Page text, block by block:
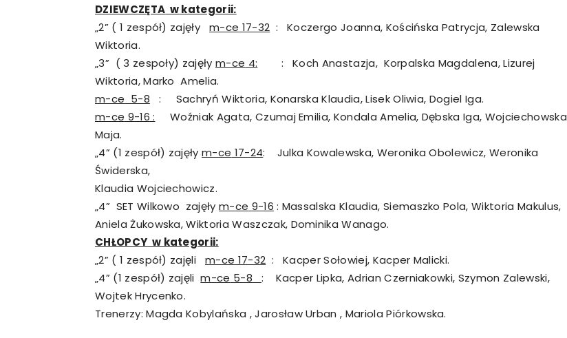
DZIEWCZĘTA wkategorii:
„2” ( 1 zespół) zajęły m-ce 17-32 : Koczergo Joanna, Kościńska Patrycja, Zalewska
Wiktoria.
„3” ( 3 zespoły) zajęły m-ce 4: : Koch Anastazja, Korpalska Magdalena, Lizurej
Wiktoria, Marko Amelia.
m-ce 5-8 : Sachryń Wiktoria, Konarska Klaudia, Lisek Oliwia, Dogiel Iga.
m-ce 9-16 : Woźniak Agata, Czumaj Emilia, Kondala Amelia, Dębska Iga, Wojciechowska
Maja.
„4” (1 zespół) zajęłym-ce 17-24: Julka Kowalewska, Weronika Obolewicz, Weronika
Świderska,
Klaudia Wojciechowicz.
„4” SET Wilkowo zajęły m-ce 9-16 : Massalska Klaudia, Siemaszko Pola, Wiktoria Makulus,
Aniela Żukowska, Wiktoria Waszczak, Dominika Wanago.
CHŁOPCY w kategorii:
„2” ( 1 zespół) zajęli m-ce 17-32 : Kacper Sołowiej, Kacper Malicki.
„4” (1 zespół) zajęlim-ce 5-8
: Kacper Lipka, Adrian Czerniakowki, Szymon Zalewski,
Wojtek Hrycenko.
Trenerzy: Magda Kobylańska , Jarosław Urban , Mariola Piórkowska.